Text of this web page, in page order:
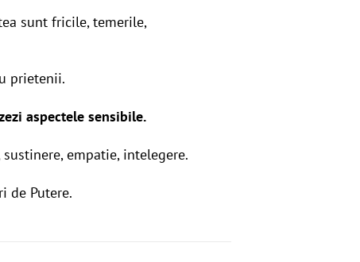
sunt fricile, temerile,
prietenii.
aspectele sensibile.
empatie, intelegere.
de Putere.